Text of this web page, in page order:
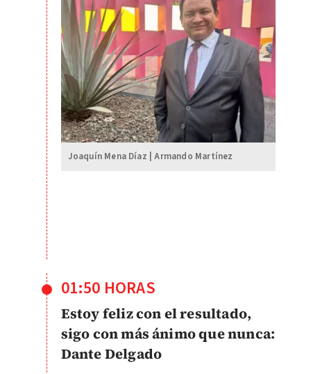
Joaquín Mena Díaz | Armando Martínez
01:50 HORAS
Estoy feliz con el resultado,
sigo con más ánimo que nunca:
Dante Delgado